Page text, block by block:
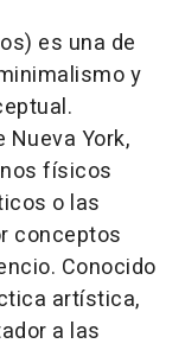
es una de
y
Nueva York,
físicos
o las
conceptos
Conocido
artística,
a las